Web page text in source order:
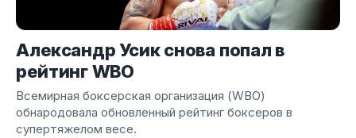
Александр Усик снова попал в
рейтинг WBO
Всемирная боксерская организация (WBO)
обнародовала обновленный рейтинг боксеров в
супертяжелом весе.